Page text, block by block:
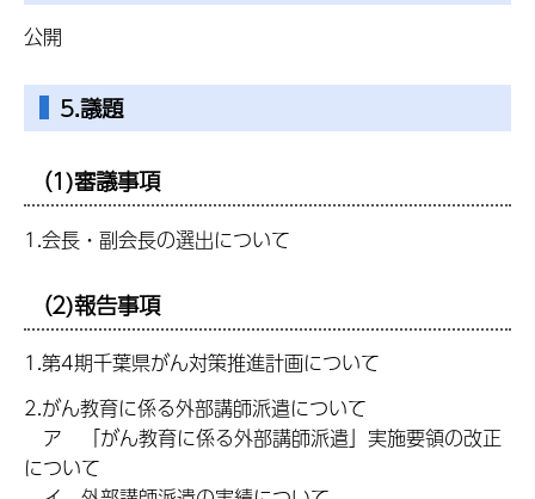
公開
5.議題
（1)審議事項
1.会長・副会長の選出について
（2)報告事項
1.第4期千葉県がん対策推進計画について
2.がん教育に係る外部講師派遣について
ア 「がん教育に係る外部講師派遣」実施要領の改正
について